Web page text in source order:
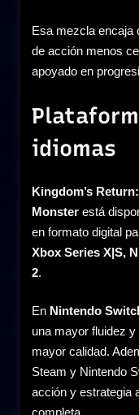
Esa mezcla encaja
de acción menos
apoyado en
idiomas
Kingdom’s
Monster está
en formato digital
Xbox Series X|S,
2.
En Nintendo
una mayor fluidez
mayor calidad.
Steam y Nintendo
acción y estrategia